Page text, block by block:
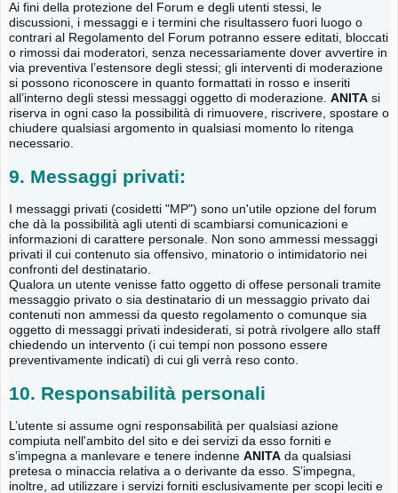
Ai fini della protezione del Forum e degli utenti stessi, le
discussioni, i messaggi e i termini che risultassero fuori luogo o
contrari al Regolamento del Forum potranno essere editati, bloccati
o rimossi dai moderatori, senza necessariamente dover avvertire in
via preventiva l’estensore degli stessi; gli interventi di moderazione
si possono riconoscere in quanto formattati in rosso e inseriti
all’interno degli stessi messaggi oggetto di moderazione. ANITA si
riserva in ogni caso la possibilità di rimuovere, riscrivere, spostare o
chiudere qualsiasi argomento in qualsiasi momento lo ritenga
necessario.
9. Messaggi privati:
I messaggi privati (cosidetti "MP") sono un'utile opzione del forum
che dà la possibilità agli utenti di scambiarsi comunicazioni e
informazioni di carattere personale. Non sono ammessi messaggi
privati il cui contenuto sia offensivo, minatorio o intimidatorio nei
confronti del destinatario.
Qualora un utente venisse fatto oggetto di offese personali tramite
messaggio privato o sia destinatario di un messaggio privato dai
contenuti non ammessi da questo regolamento o comunque sia
oggetto di messaggi privati indesiderati, si potrà rivolgere allo staff
chiedendo un intervento (i cui tempi non possono essere
preventivamente indicati) di cui gli verrà reso conto.
10. Responsabilità personali
L’utente si assume ogni responsabilità per qualsiasi azione
compiuta nell'ambito del sito e dei servizi da esso forniti e
s’impegna a manlevare e tenere indenne ANITA da qualsiasi
pretesa o minaccia relativa a o derivante da esso. S’impegna,
inoltre, ad utilizzare i servizi forniti esclusivamente per scopi leciti e